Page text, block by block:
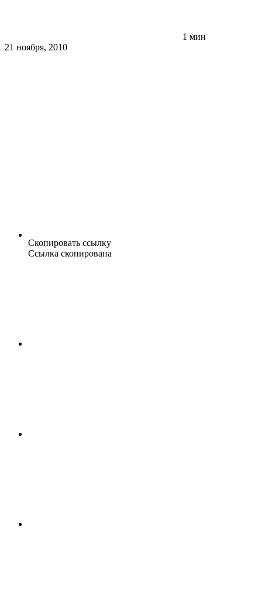
1 мин
21 ноября, 2010
Скопировать ссылку
Ссылка скопирована